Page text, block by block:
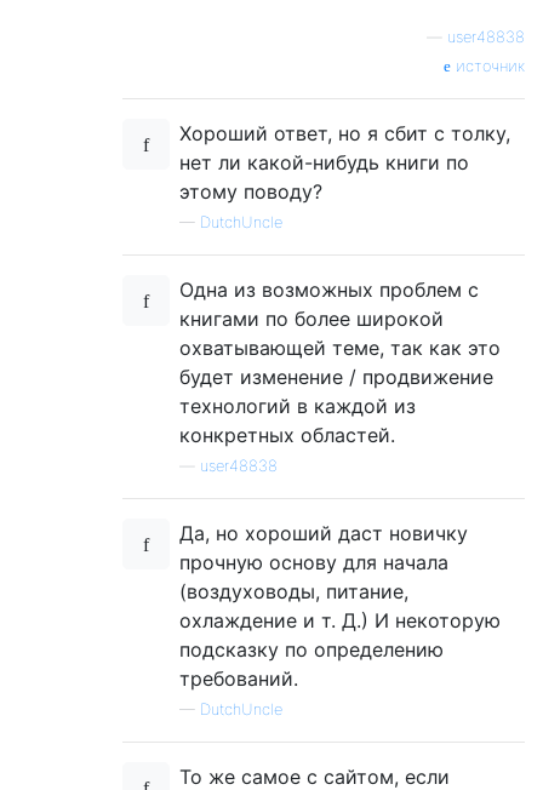
user48838
источник
Хороший ответ, но я сбит с толку,
нет ли какой-нибудь книги по
этому поводу?
— DutchUncle
Одна из возможных проблем с
книгами по более широкой
охватывающей теме, так как это
будет изменение / продвижение
технологий в каждой из
конкретных областей.
user48838
Да, но хороший даст новичку
прочную основу для начала
(воздуховоды, питание,
охлаждение и т. Д.) И некоторую
подсказку по определению
требований.
— DutchUncle
То же самое с сайтом, если